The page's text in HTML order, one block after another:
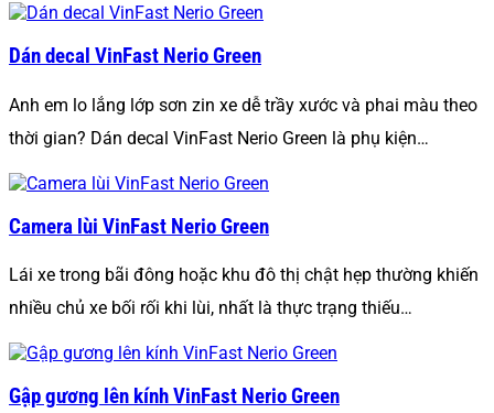
Dán decal VinFast Nerio Green
Anh em lo lắng lớp sơn zin xe dễ trầy xước và phai màu theo
thời gian? Dán decal VinFast Nerio Green là phụ kiện…
Camera lùi VinFast Nerio Green
Lái xe trong bãi đông hoặc khu đô thị chật hẹp thường khiến
nhiều chủ xe bối rối khi lùi, nhất là thực trạng thiếu…
Gập gương lên kính VinFast Nerio Green